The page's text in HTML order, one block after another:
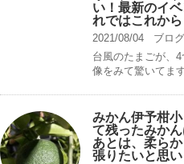
い！最新のイ
れではこれか
2021/08/04
ブログ
台風のたまごが、
像をみて驚いてま
みかん伊予柑
て残ったみか
あとは、柔ら
張りたいと思い